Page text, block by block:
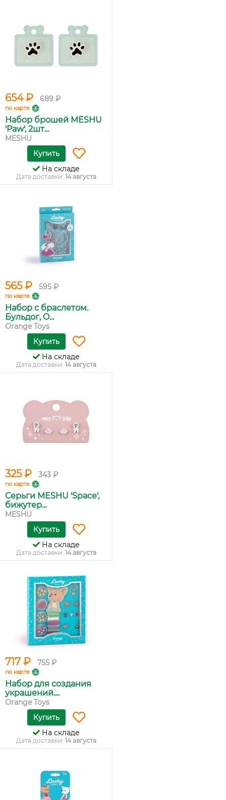
654 ₽ 689 ₽
по карте
Набор брошей MESHU
'Paw', 2шт...
MESHU
Купить
На складе
Дата доставки: 14 августа
565 ₽ 595 ₽
по карте
Набор с браслетом.
Бульдог, O...
Orange Toys
Купить
На складе
Дата доставки: 14 августа
325 ₽ 343 ₽
по карте
Серьги MESHU 'Space',
бижутер...
MESHU
Купить
На складе
Дата доставки: 14 августа
717 ₽ 755 ₽
по карте
Набор для создания
украшений....
Orange Toys
Купить
На складе
Дата доставки: 14 августа